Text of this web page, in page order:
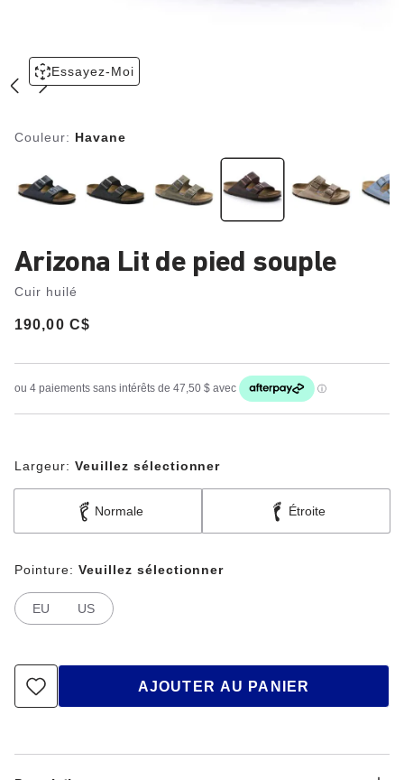
Essayez-Moi
Couleur: Havane
Arizona Lit de pied souple
Cuir huilé
Price:
190,00 C$
Largeur: Veuillez sélectionner
Normale Étroite
Pointure: Veuillez sélectionner
EU US
AJOUTER AU PANIER